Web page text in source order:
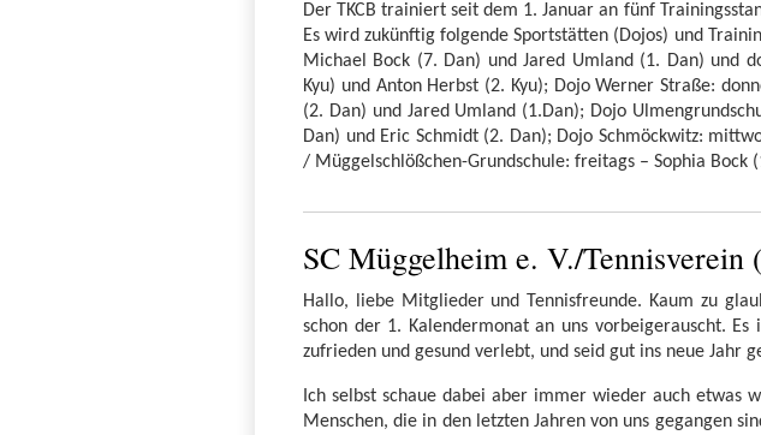
Der TKCB trainiert seit dem 1. Januar an fünf
Es wird zukünftig folgende Sportstätten (Dojos) und
Michael Bock (7. Dan) und Jared Umland (1. Dan) und
Kyu) und Anton Herbst (2. Kyu); Dojo Werner Straße:
(2. Dan) und Jared Umland (1.Dan); Dojo
Dan) und Eric Schmidt (2. Dan); Dojo Schmöckwitz:
/ Müggelschlößchen-Grundschule: freitags – Sophia Bock
SC Müggelheim e. V./Tennisverein
Hallo, liebe Mitglieder und Tennisfreunde. Kaum zu
schon der 1. Kalendermonat an uns vorbeigerauscht.
zufrieden und gesund verlebt, und seid gut ins neue Jahr
Ich selbst schaue dabei aber immer wieder auch etwas
Menschen, die in den letzten Jahren von uns gegangen